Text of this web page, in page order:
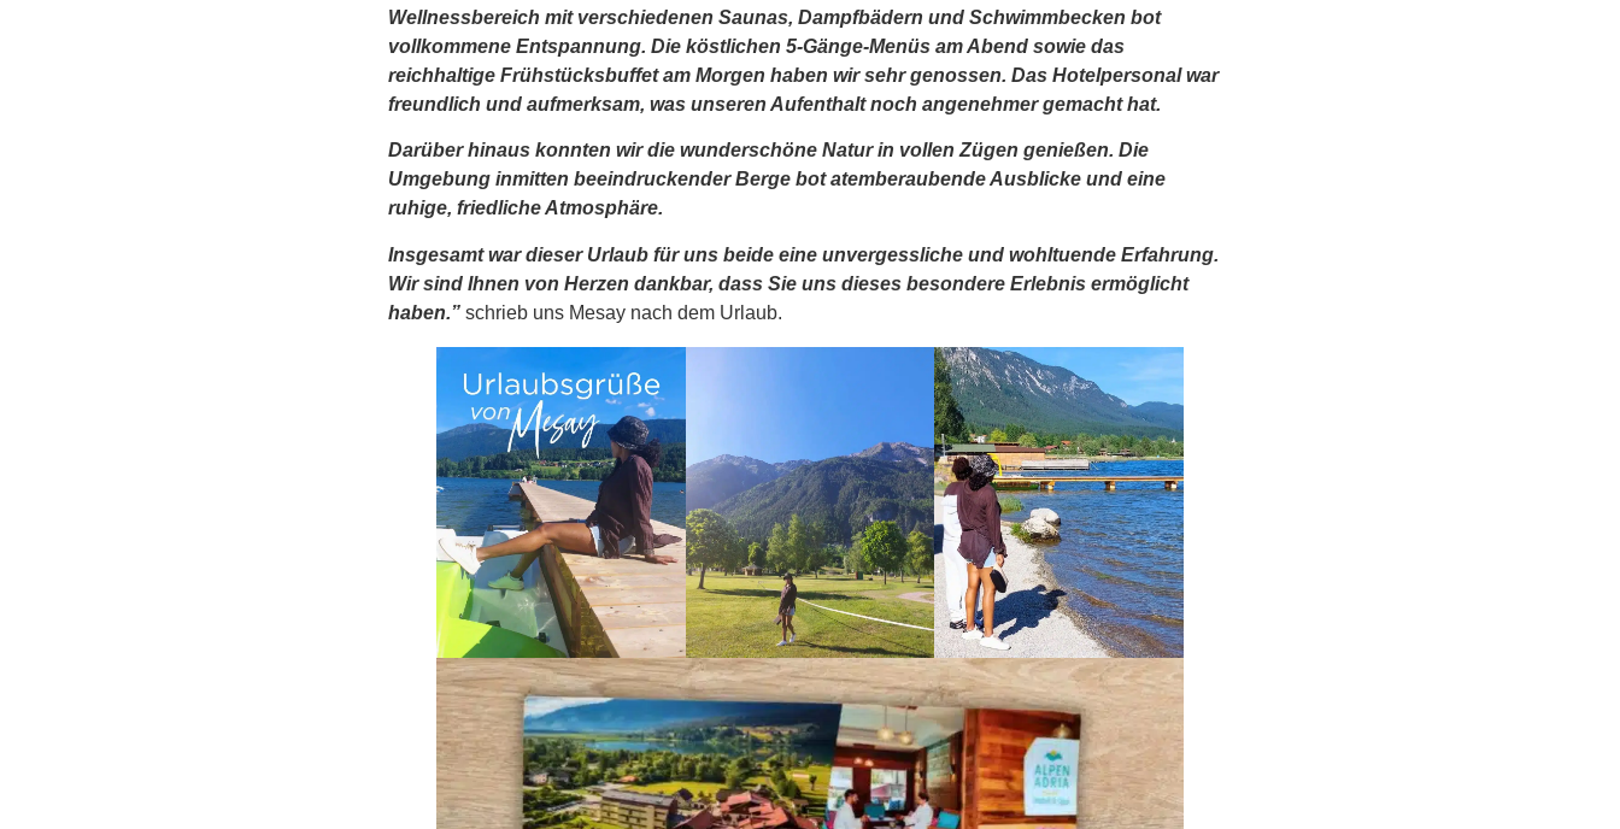
Wellnessbereich mit verschiedenen Saunas, Dampfbädern und Schwimmbecken bot
vollkommene Entspannung. Die köstlichen 5-Gänge-Menüs am Abend sowie das
reichhaltige Frühstücksbuffet am Morgen haben wir sehr genossen. Das Hotelpersonal war
freundlich und aufmerksam, was unseren Aufenthalt noch angenehmer gemacht hat.
Darüber hinaus konnten wir die wunderschöne Natur in vollen Zügen genießen. Die
Umgebung inmitten beeindruckender Berge bot atemberaubende Ausblicke und eine
ruhige, friedliche Atmosphäre.
Insgesamt war dieser Urlaub für uns beide eine unvergessliche und wohltuende Erfahrung.
Wir sind Ihnen von Herzen dankbar, dass Sie uns dieses besondere Erlebnis ermöglicht
haben.” schrieb uns Mesay nach dem Urlaub.